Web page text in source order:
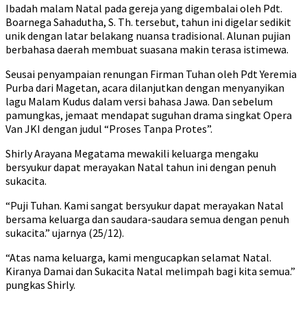
Ibadah malam Natal pada gereja yang digembalai oleh Pdt.
Boarnega Sahadutha, S. Th. tersebut, tahun ini digelar sedikit
unik dengan latar belakang nuansa tradisional. Alunan pujian
berbahasa daerah membuat suasana makin terasa istimewa.
Seusai penyampaian renungan Firman Tuhan oleh Pdt Yeremia
Purba dari Magetan, acara dilanjutkan dengan menyanyikan
lagu Malam Kudus dalam versi bahasa Jawa. Dan sebelum
pamungkas, jemaat mendapat suguhan drama singkat Opera
Van JKI dengan judul “Proses Tanpa Protes”.
Shirly Arayana Megatama mewakili keluarga mengaku
bersyukur dapat merayakan Natal tahun ini dengan penuh
sukacita.
“Puji Tuhan. Kami sangat bersyukur dapat merayakan Natal
bersama keluarga dan saudara-saudara semua dengan penuh
sukacita.” ujarnya (25/12).
“Atas nama keluarga, kami mengucapkan selamat Natal.
Kiranya Damai dan Sukacita Natal melimpah bagi kita semua.”
pungkas Shirly.